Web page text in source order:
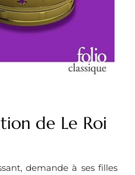
de Le Roi
demande à ses filles